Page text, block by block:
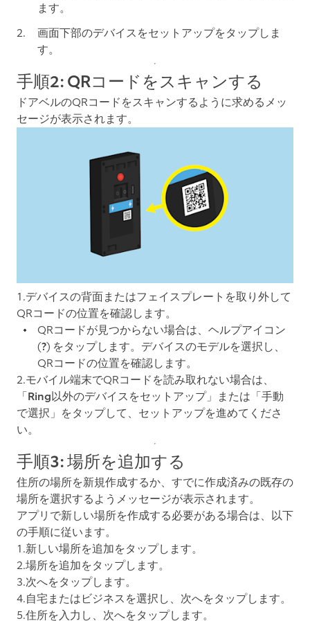
ます。
画面下部のデバイスをセットアップをタップしま
す。
手順2: QRコードをスキャンする
ドアベルのQRコードをスキャンするように求めるメッ
セージが表示されます。
1.デバイスの背面またはフェイスプレートを取り外して
QRコードの位置を確認します。
QRコードが見つからない場合は、ヘルプアイコン
(?) をタップします。デバイスのモデルを選択し、
QRコードの位置を確認します。
2.モバイル端末でQRコードを読み取れない場合は、
「Ring以外のデバイスをセットアップ」または「手動
で選択」 をタップして、セットアップを進めてくださ
い。
手順3: 場所を追加する
住所の場所を新規作成するか、すでに作成済みの既存の
場所を選択するようメッセージが表示されます。
アプリで新しい場所を作成する必要がある場合は、以下
の手順に従います。
1.新しい場所を追加をタップします。
2.場所を追加をタップします。
3.次へをタップします。
4.自宅またはビジネスを選択し、 次へをタップします。
5.住所を入力し、 次へをタップします。